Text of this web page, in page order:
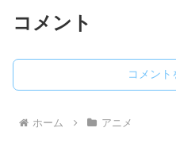
コメント
コメント
ホーム アニメ